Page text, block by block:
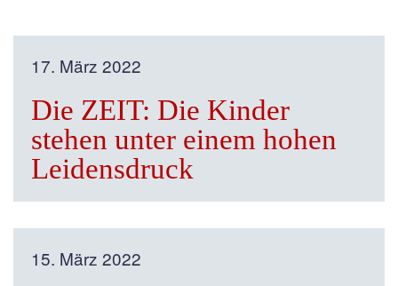
17. März 2022
Die ZEIT: Die Kinder
stehen unter einem hohen
Leidensdruck
15. März 2022